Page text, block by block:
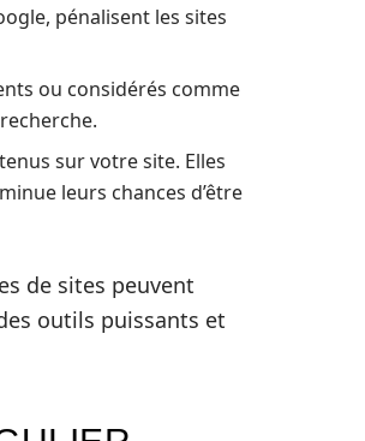
pénalisent les sites
ou considérés comme
sur votre site. Elles
leurs chances d’être
de sites peuvent
outils puissants et